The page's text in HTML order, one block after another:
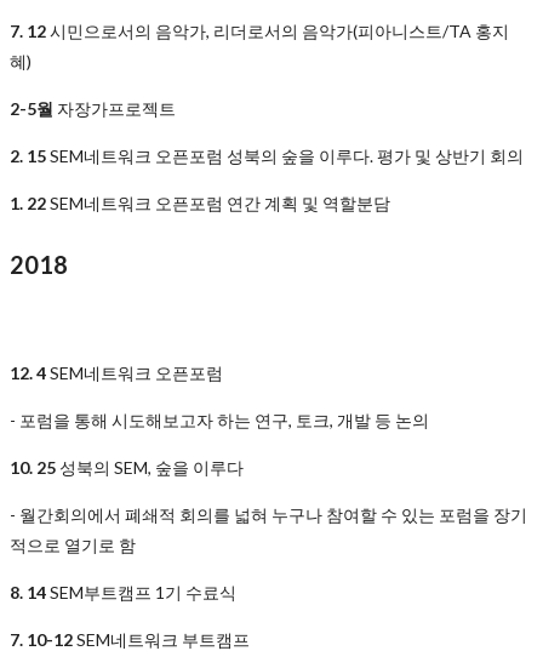
7. 12시민으로서의 음악가, 리더로서의 음악가(피아니스트/TA 홍지
혜)
2-5월 자장가프로젝트
2. 15SEM네트워크 오픈포럼 성북의 숲을 이루다. 평가 및 상반기 회의
1. 22SEM네트워크 오픈포럼 연간 계획 및 역할분담
2018
12. 4SEM네트워크 오픈포럼
- 포럼을 통해 시도해보고자 하는 연구, 토크, 개발 등 논의
10. 25 성북의 SEM, 숲을 이루다
- 월간회의에서 폐쇄적 회의를 넓혀 누구나 참여할 수 있는 포럼을 장기
적으로 열기로 함
8. 14SEM부트캠프 1기 수료식
7. 10-12SEM네트워크 부트캠프